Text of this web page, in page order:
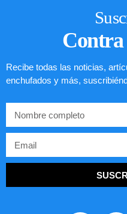
Contra
Recibe todas las noticias,
enchufados y más,